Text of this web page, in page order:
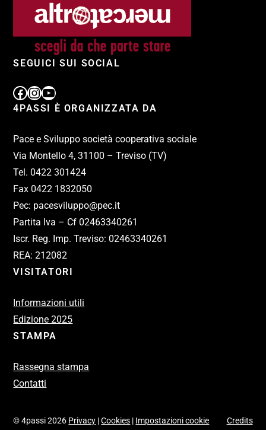
SEGUICI SUI SOCIAL
4PASSI È ORGANIZZATA DA
Pace e Sviluppo società cooperativa sociale
Via Montello 4, 31100 – Treviso (TV)
Tel. 0422 301424
Fax 0422 1832050
Pec: pacesviluppo@pec.it
Partita Iva – Cf 02463340261
Iscr. Reg. Imp. Treviso: 02463340261
REA: 212082
VISITATORI
Informazioni utili
Edizione 2025
STAMPA
Rassegna stampa
Contatti
© 4passi 2026 Privacy |Cookies | Impostazioni cookie Credits